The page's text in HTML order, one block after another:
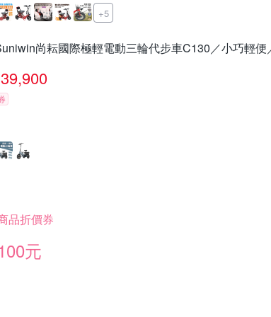
+5
尚耘國際極輕電動三輪代步車C130／小巧輕便
39,900
品折價券
元